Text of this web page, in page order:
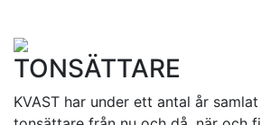
TONSÄTTARE
KVAST har under ett antal år